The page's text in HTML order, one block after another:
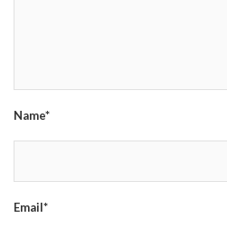
Name*
Email*